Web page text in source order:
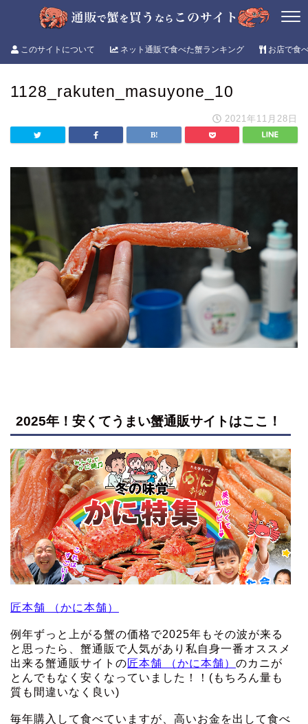
このサイトについて ネット通販で食べた蟹ランキング お店で食
1128_rakuten_masuyone_10
2021年11月28日
2025年！安くてうまい蟹通販サイトはここ！
匠本舗 （かに本舗）
例年ずっと上がる蟹の価格で2025年もその波が来る
と思ったら、蟹通販で人気があり私自身一番オススメ
出来る蟹通販サイトの匠本舗 （かに本舗） のカニが
とんでもなく安くなっていました！！(もちろん量も
質も間違いなく良い)
毎年購入して食べていますが、高いお金を出して食べ